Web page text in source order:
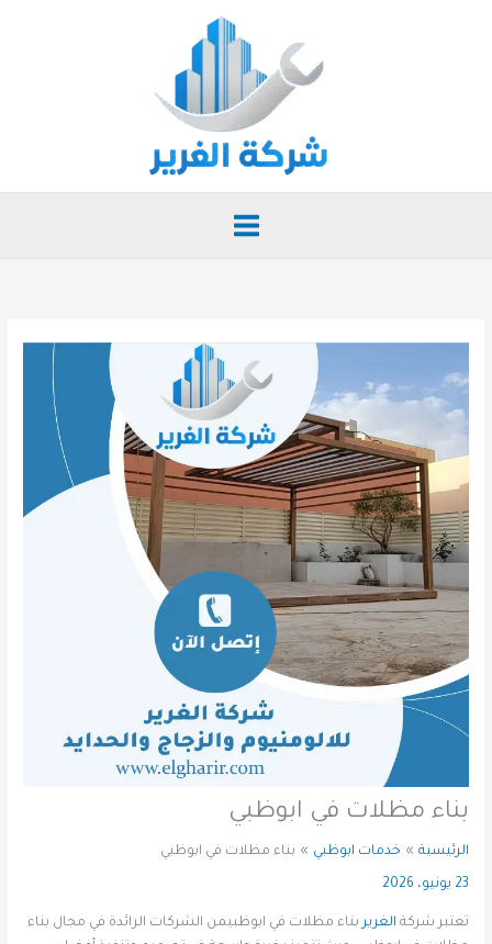
بناء مظلات في ابوظبي
الرئيسية خدمات ابوظبي بناء مظلات في ابوظبي
23 يونيو، 2026
تعتبر شركة الغريربناء مظلات في ابوظبيمن الشركات الرائدة في مجال بناء